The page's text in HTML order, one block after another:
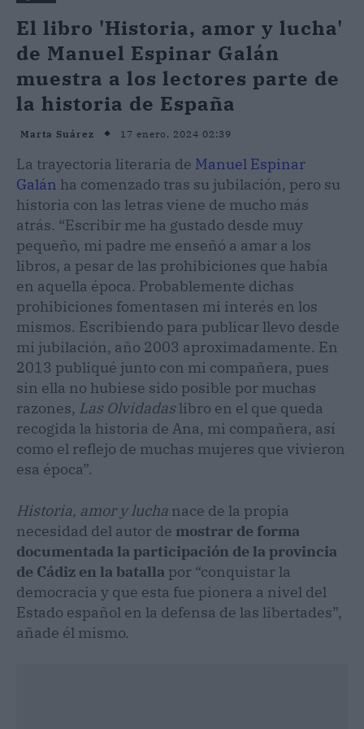
El libro 'Historia, amor y lucha'
de Manuel Espinar Galán
muestra a los lectores parte de
la historia de España
Marta Suárez 17 enero, 2024 02:39
La trayectoria literaria de Manuel Espinar
Galán ha comenzado tras su jubilación, pero su
historia con las letras viene de mucho más
atrás. “Escribir me ha gustado desde muy
pequeño, mi padre me enseñó a amar a los
libros, a pesar de las prohibiciones que había
en aquella época. Probablemente dichas
prohibiciones fomentasen mi interés en los
mismos. Escribiendo para publicar llevo desde
mi jubilación, año 2003 aproximadamente. En
2013 publiqué junto con mi compañera, pues
sin ella no hubiese sido posible por muchas
razones, Las Olvidadaslibro en el que queda
recogida la historia de Ana, mi compañera, así
como el reflejo de muchas mujeres que vivieron
esa época”.
Historia, amor y lucha nace de la propia
necesidad del autor de mostrar de forma
documentada la participación de la provincia
de Cádiz en la batalla por “conquistar la
democracia y que esta fue pionera a nivel del
Estado español en la defensa de las libertades”,
añade él mismo.